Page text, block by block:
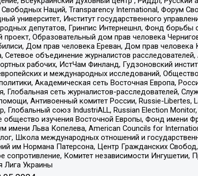
Наций, Transparеncy International, Форум
университет, Институт государственного
депутатов, Гринпис Интернешнл, Фонд борьбы
Образовательный дом прав человека
Дом прав человека Ереван, Дом прав
объединение журналистов
рабочих, ИстЧам Финланд, Гудзоновский
и международных исследований,
Академическая сеть Восточная Европа,
сеть журналистов-расследователей,
Антивоенный комитет России, Russie-Libertes,
союз IndustriALL, Russian Election
изучения Восточной Европы, Фонд имени
Льва Копелева, American Councils for
Школа международных отношений и
им Нормана Патерсона, Центр Гражданских
Комитет независимости Ингушетии,
Лига Украины